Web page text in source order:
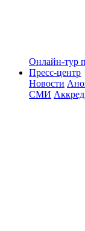
Онлайн-тур
Пресс-центр
Новости
СМИ